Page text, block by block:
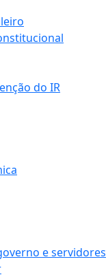
do IR
e servidores